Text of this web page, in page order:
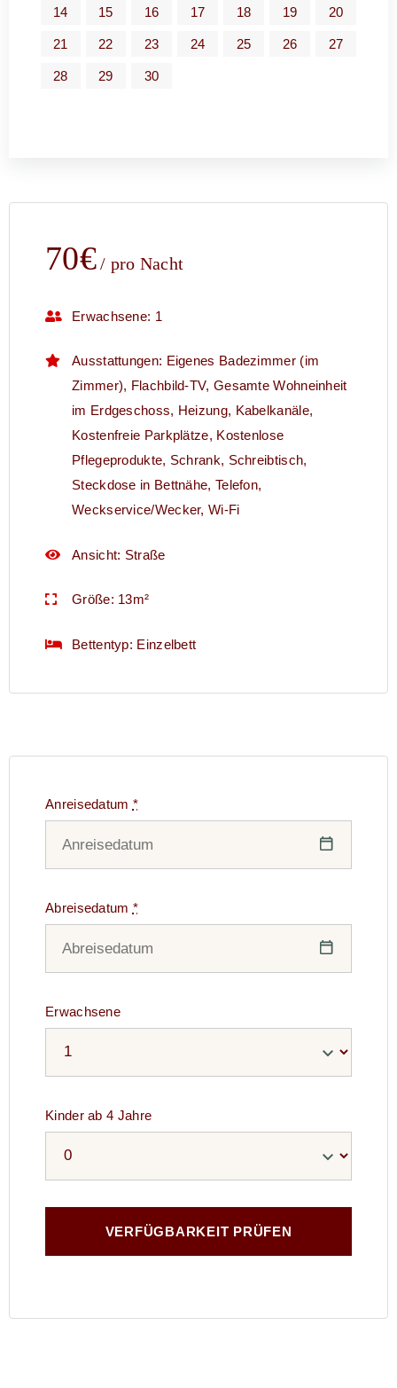
14 15 16 17 18 19 20
21 22 23 24 25 26 27
28 29 30
70€ pro Nacht
Erwachsene: 1
Ausstattungen: Eigenes Badezimmer (im
Zimmer), Flachbild-TV, Gesamte Wohneinheit
im Erdgeschoss, Heizung, Kabelkanäle,
Kostenfreie Parkplätze, Kostenlose
Pflegeprodukte, Schrank, Schreibtisch,
Steckdose in Bettnähe, Telefon,
Weckservice/Wecker,Wi-Fi
Ansicht: Straße
Größe: 13m²
Bettentyp: Einzelbett
Anreisedatum *
Abreisedatum *
Erwachsene
Kinder ab 4 Jahre